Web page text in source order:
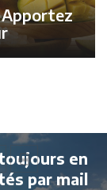
Apportez
en
par mail